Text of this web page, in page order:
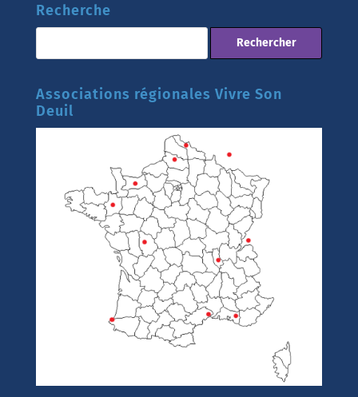
Recherche
Associations régionales Vivre Son
Deuil